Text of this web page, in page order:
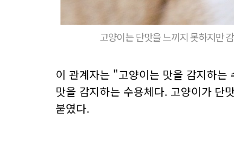
고양이는 단맛을 느끼지 못하지만
이 관계자는 "고양이는 맛을 감지하
맛을 감지하는 수용체다. 고양이가 단
붙였다.